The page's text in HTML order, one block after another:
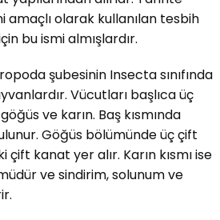
amaçlı olarak kullanılan tesbih
bu ismi almışlardır.
şubesinin Insecta sınıfında
Vücutları başlıca üç
ve karın. Baş kısmında
Göğüs bölümünde üç çift
kanat yer alır. Karın kısmı ise
ve sindirim, solunum ve